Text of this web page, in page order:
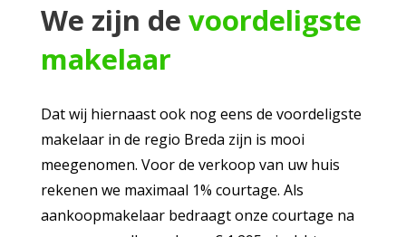
We zijn de voordeligste
makelaar
Dat wij hiernaast ook nog eens de voordeligste
makelaar in de regio Breda zijn is mooi
meegenomen. Voor de verkoop van uw huis
rekenen we maximaal 1% courtage. Als
aankoopmakelaar bedraagt onze courtage na